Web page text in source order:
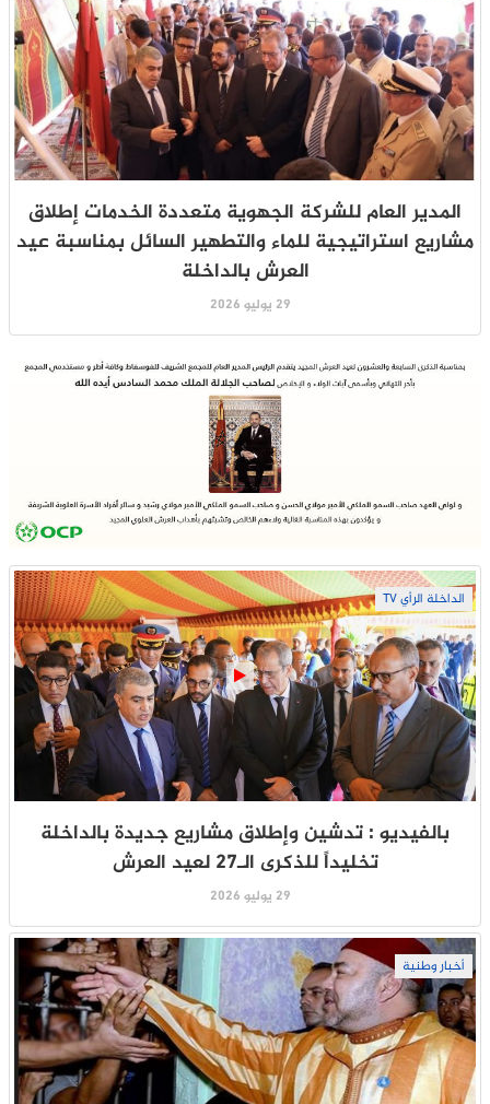
المدير العام للشركة الجهوية متعددة الخدمات إطلاق
مشاريع استراتيجية للماء والتطهير السائل بمناسبة عيد
العرش بالداخلة
29 يوليو 2026
الداخلة الرأي TV
بالفيديو : تدشين وإطلاق مشاريع جديدة بالداخلة
تخليداً للذكرى الـ27 لعيد العرش
29 يوليو 2026
أخبار وطنية